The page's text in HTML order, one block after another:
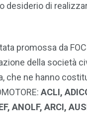
desiderio di
promossa da
della società
che ne hanno
ACLI,
ANOLF, ARCI,